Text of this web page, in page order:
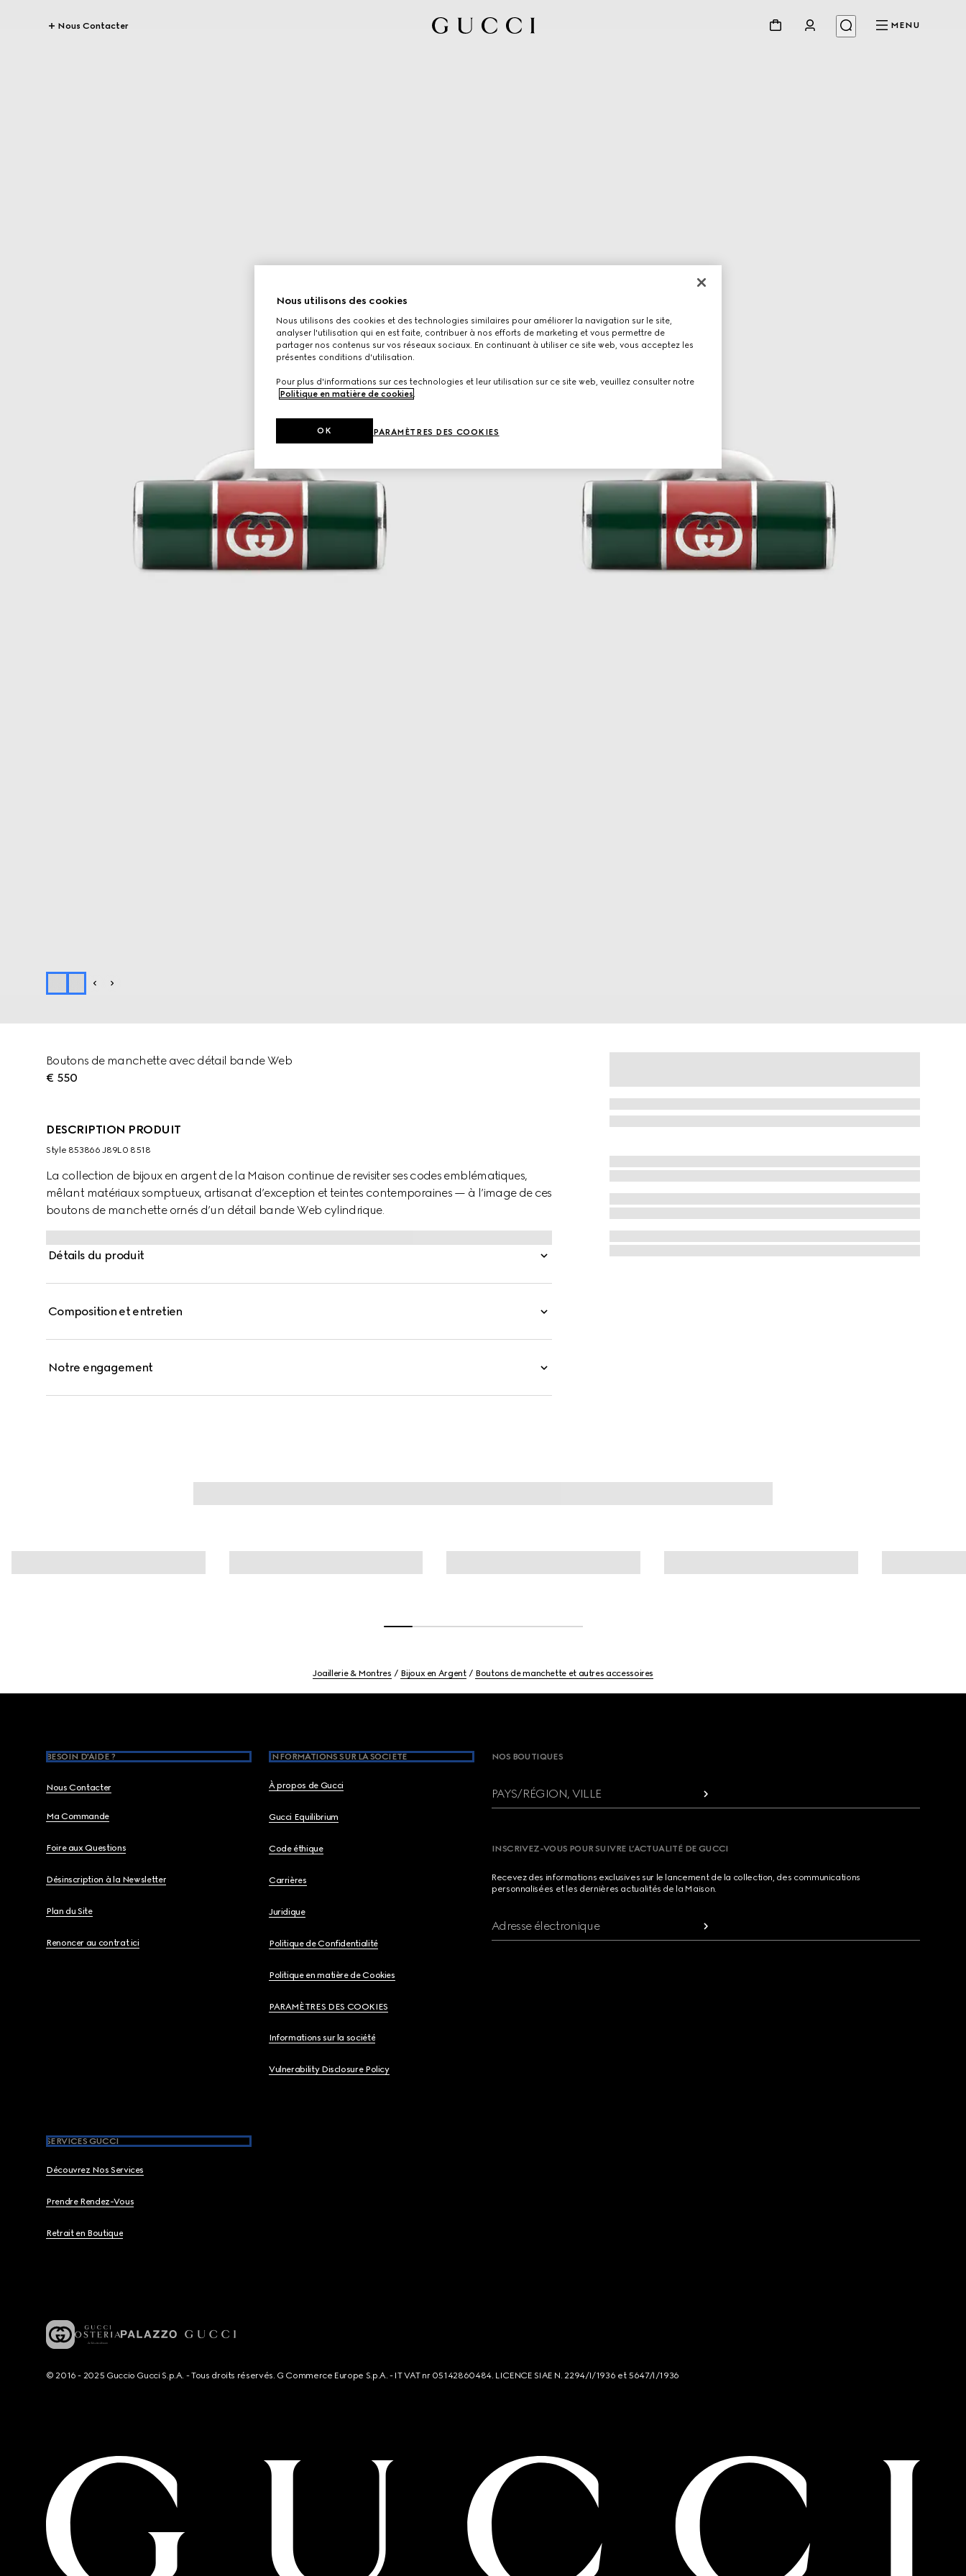
Nous Contacter MENU
Boutons de manchette avec détail bande Web
€ 550
DESCRIPTION PRODUIT
Style ‎853866 J89L0 8518
La collection de bijoux en argent de la Maison continue de revisiter ses codes emblématiques,
mêlant matériaux somptueux, artisanat d’exception et teintes contemporaines — à l’image de ces
boutons de manchette ornés d’un détail bande Web cylindrique.
Détails du produit
Composition et entretien
Notre engagement
Joaillerie & Montres Bijoux en Argent Boutons de manchette et autres accessoires
BESOIN D'AIDE ?
Nous Contacter
Ma Commande
Foire aux Questions
Désinscription à la Newsletter
Plan du Site
Renoncer au contrat ici
INFORMATIONS SUR LA SOCIETE
À propos de Gucci
Gucci Equilibrium
Code éthique
Carrières
Juridique
Politique de Confidentialité
Politique en matière de Cookies
PARAMÈTRES DES COOKIES
Informations sur la société
Vulnerability Disclosure Policy
SERVICES GUCCI
Découvrez Nos Services
Prendre Rendez-Vous
Retrait en Boutique
NOS BOUTIQUES
PAYS/RÉGION, VILLE
INSCRIVEZ-VOUS POUR SUIVRE L’ACTUALITÉ DE GUCCI
Recevez des informations exclusives sur le lancement de la collection, des communications
personnalisées et les dernières actualités de la Maison.
Adresse électronique
© 2016 - 2025 Guccio Gucci S.p.A. - Tous droits réservés. G Commerce Europe S.p.A. - IT VAT nr 05142860484. LICENCE SIAE N. 2294/I/1936 et 5647/I/1936
Nous utilisons des cookies
Nous utilisons des cookies et des technologies similaires pour améliorer la navigation sur le site,
analyser l'utilisation qui en est faite, contribuer à nos efforts de marketing et vous permettre de
partager nos contenus sur vos réseaux sociaux. En continuant à utiliser ce site web, vous acceptez les
présentes conditions d'utilisation.
Pour plus d'informations sur ces technologies et leur utilisation sur ce site web, veuillez consulter notre
Politique en matière de cookies.
PARAMÈTRES DES COOKIES
OK